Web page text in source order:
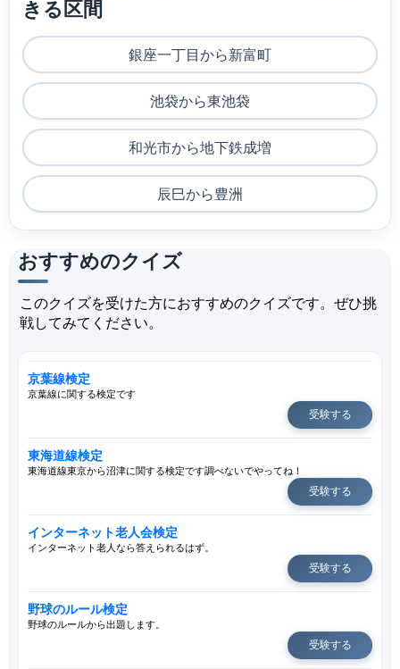
きる区間
銀座一丁目から新富町
池袋から東池袋
和光市から地下鉄成増
辰巳から豊洲
おすすめのクイズ
このクイズを受けた方におすすめのクイズです。ぜひ挑
戦してみてください。
京葉線検定
京葉線に関する検定です
受験する
東海道線検定
東海道線東京から沼津に関する検定です調べないでやってね！
受験する
インターネット老人会検定
インターネット老人なら答えられるはず。
受験する
野球のルール検定
野球のルールから出題します。
受験する